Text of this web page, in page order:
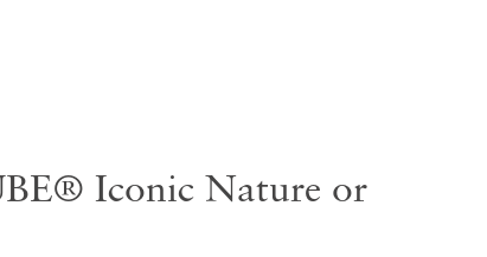
Iconic Nature or